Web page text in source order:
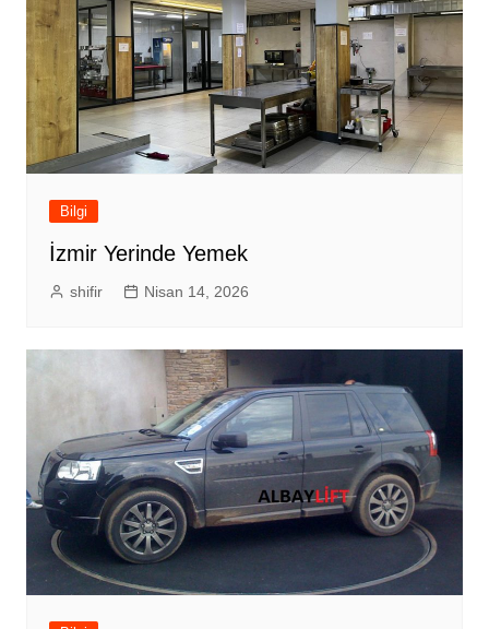
Bilgi
İzmir Yerinde Yemek
shifir Nisan 14, 2026